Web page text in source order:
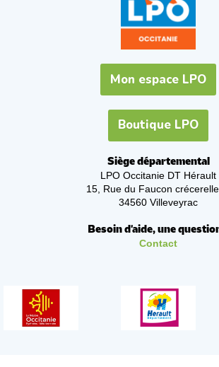
Mon espace LPO
Boutique LPO
Siège départemental
LPO Occitanie DT Hérault
15, Rue du Faucon
34560 Villeveyrac
Besoin d'aide, une
Contact